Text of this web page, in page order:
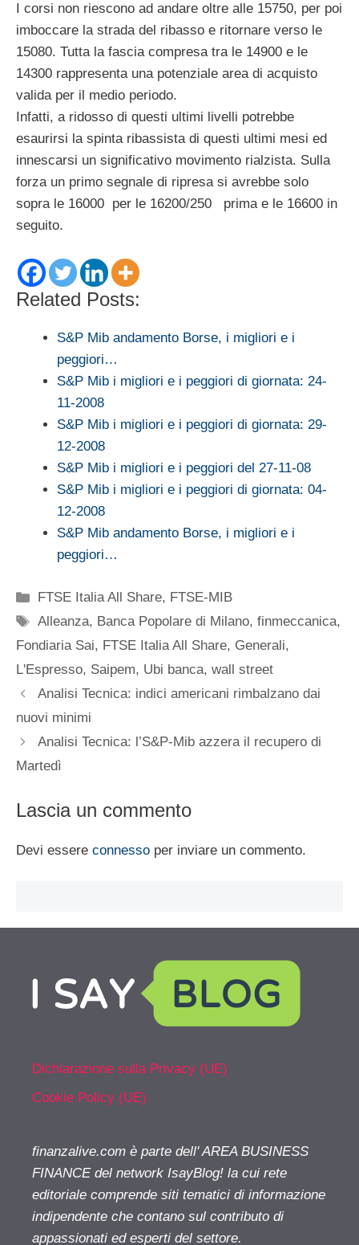
I corsi non riescono ad andare oltre alle 15750, per poi
imboccare la strada del ribasso e ritornare verso le
15080. Tutta la fascia compresa tra le 14900 e le
14300 rappresenta una potenziale area di acquisto
valida per il medio periodo.
Infatti, a ridosso di questi ultimi livelli potrebbe
esaurirsi la spinta ribassista di questi ultimi mesi ed
innescarsi un significativo movimento rialzista. Sulla
forza un primo segnale di ripresa si avrebbe solo
sopra le 16000 per le 16200/250 prima e le 16600 in
seguito.
Related Posts:
S&P Mib andamento Borse, i migliori e i
peggiori…
S&P Mib i migliori e i peggiori di giornata: 24-
11-2008
S&P Mib i migliori e i peggiori di giornata: 29-
12-2008
S&P Mib i migliori e i peggiori del 27-11-08
S&P Mib i migliori e i peggiori di giornata: 04-
12-2008
S&P Mib andamento Borse, i migliori e i
peggiori…
Categorie
FTSE Italia All Share, FTSE-MIB
Tag
Alleanza, Banca Popolare di Milano,finmeccanica,
Fondiaria Sai, FTSE Italia All Share, Generali,
L'Espresso, Saipem, Ubi banca, wall street
Analisi Tecnica: indici americani rimbalzano dai
nuovi minimi
Analisi Tecnica: l’S&P-Mib azzera il recupero di
Martedì
Lascia un commento
Devi essere connesso per inviare un commento.
Dichiarazione sulla Privacy (UE)
Cookie Policy (UE)
finanzalive.com è parte dell' AREA BUSINESS
FINANCE del network IsayBlog! la cui rete
editoriale comprende siti tematici di informazione
indipendente che contano sul contributo di
appassionati ed esperti del settore.